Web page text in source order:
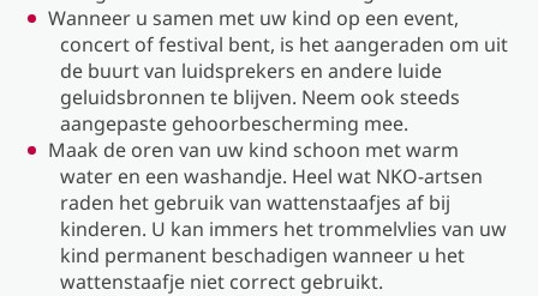
Wanneer u samen met uw kind op een event,
concert of festival bent, is het aangeraden om uit
de buurt van luidsprekers en andere luide
geluidsbronnen te blijven. Neem ook steeds
aangepaste gehoorbescherming mee.
Maak de oren van uw kind schoon met warm
water en een washandje. Heel wat NKO-artsen
raden het gebruik van wattenstaafjes af bij
kinderen. U kan immers het trommelvlies van uw
kind permanent beschadigen wanneer u het
wattenstaafje niet correct gebruikt.